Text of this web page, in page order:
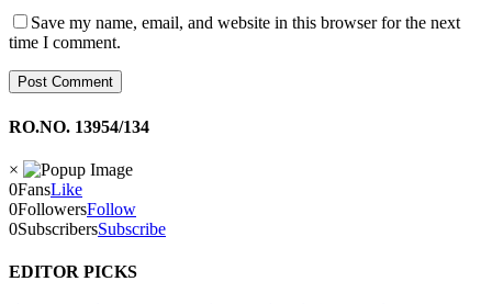
Save my name, email, and website in this browser for the next
time I comment.
RO.NO. 13954/134
×
0FansLike
0FollowersFollow
0SubscribersSubscribe
EDITOR PICKS